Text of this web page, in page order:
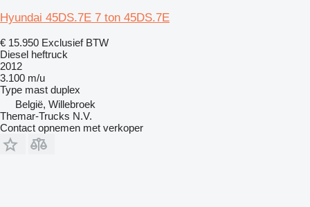
Hyundai 45DS.7E 7 ton 45DS.7E
€ 15.950 Exclusief BTW
Diesel heftruck
2012
3.100 m/u
Type mast duplex
België, Willebroek
Themar-Trucks N.V.
Contact opnemen met verkoper